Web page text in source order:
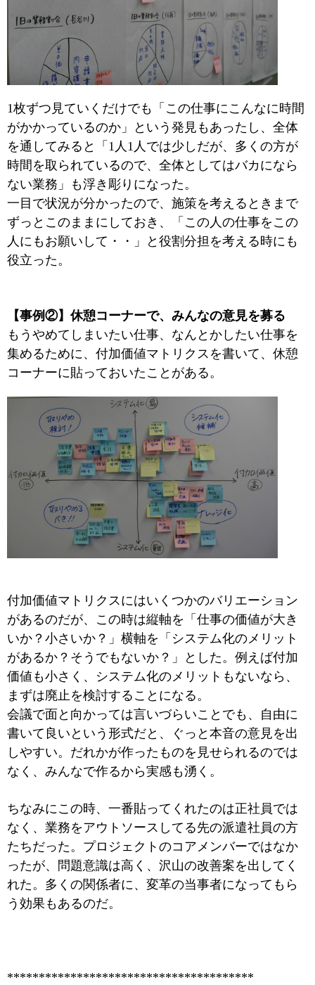
1枚ずつ見ていくだけでも「この仕事にこんなに時間
がかかっているのか」という発見もあったし、全体
を通してみると「1人1人では少しだが、多くの方が
時間を取られているので、全体としてはバカになら
ない業務」も浮き彫りになった。
一目で状況が分かったので、施策を考えるときまで
ずっとこのままにしておき、「この人の仕事をこの
人にもお願いして・・」と役割分担を考える時にも
役立った。
【事例②】休憩コーナーで、みんなの意見を募る
もうやめてしまいたい仕事、なんとかしたい仕事を
集めるために、付加価値マトリクスを書いて、休憩
コーナーに貼っておいたことがある。
付加価値マトリクスにはいくつかのバリエーション
があるのだが、この時は縦軸を「仕事の価値が大き
いか？小さいか？」横軸を「システム化のメリット
があるか？そうでもないか？」とした。例えば付加
価値も小さく、システム化のメリットもないなら、
まずは廃止を検討することになる。
会議で面と向かっては言いづらいことでも、自由に
書いて良いという形式だと、ぐっと本音の意見を出
しやすい。だれかが作ったものを見せられるのでは
なく、みんなで作るから実感も湧く。
ちなみにこの時、一番貼ってくれたのは正社員では
なく、業務をアウトソースしてる先の派遣社員の方
たちだった。プロジェクトのコアメンバーではなか
ったが、問題意識は高く、沢山の改善案を出してく
れた。多くの関係者に、変革の当事者になってもら
う効果もあるのだ。
***************************************